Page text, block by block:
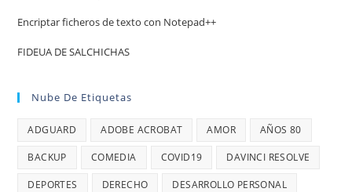
Encriptar ficheros de texto con Notepad++
FIDEUA DE SALCHICHAS
Nube De Etiquetas
ADGUARD ADOBE ACROBAT AMOR AÑOS 80
BACKUP COMEDIA COVID19 DAVINCI RESOLVE
DEPORTES DERECHO DESARROLLO PERSONAL